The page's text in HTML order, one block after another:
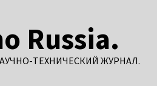
Russia.
ТЕХНИЧЕСКИЙ ЖУРНАЛ.